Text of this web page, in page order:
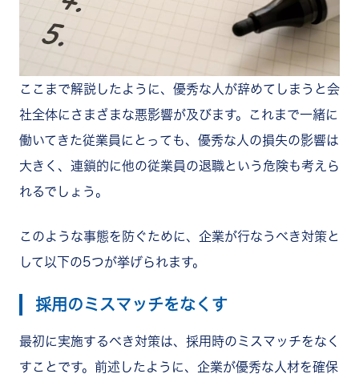
ここまで解説したように、優秀な人が辞めてしまうと会
社全体にさまざまな悪影響が及びます。これまで一緒に
働いてきた従業員にとっても、優秀な人の損失の影響は
大きく、連鎖的に他の従業員の退職という危険も考えら
れるでしょう。
このような事態を防ぐために、企業が行なうべき対策と
して以下の5つが挙げられます。
採用のミスマッチをなくす
最初に実施するべき対策は、採用時のミスマッチをなく
すことです。前述したように、企業が優秀な人材を確保